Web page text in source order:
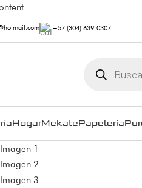
+57 (304) 639-0307
HogarMekatePapelería